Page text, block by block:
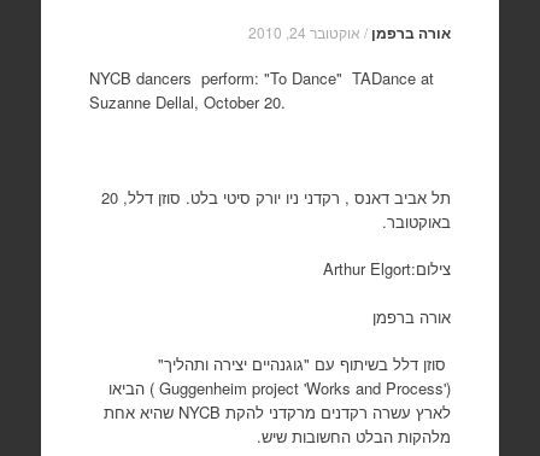
אורה ברפמן / אוקטובר 24, 2010
NYCB dancers perform: "To Dance" TADance at
Suzanne Dellal, October 20.
תל אביב דאנס , רקדני ניו יורק סיטי בלט. סוזן דלל, 20
באוקטובר.
צילום:Arthur Elgort
אורה ברפמן
סוזן דלל בשיתוף עם "גוגנהיים יצירה ותהליך"
(
Guggenheim project 'Works and Process') הביאו
לארץ עשרה רקדנים מרקדני להקת NYCB שהיא אחת
מלהקות הבלט החשובות שיש.